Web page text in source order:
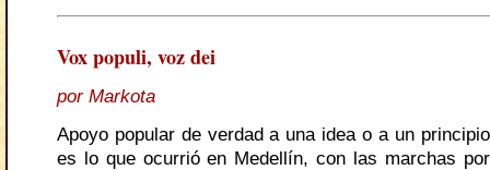
Vox populi, voz dei
por Markota
Apoyo popular de verdad a una idea o a un principio
es lo que ocurrió en Medellín, con las marchas por